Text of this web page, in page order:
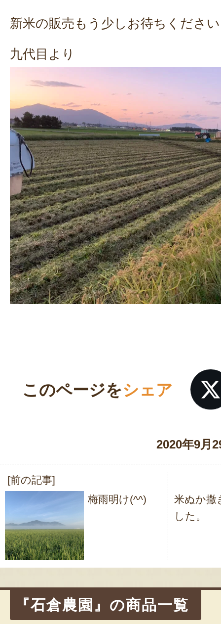
新米の販売もう少しお待ちくださ
九代目より
このページをシェア
2020年9月
投
ナ
ビ
ゲ
ョ
[前の記事]
梅雨明け(^^)
米ぬか撒
した。
『石倉農園』の商品一覧